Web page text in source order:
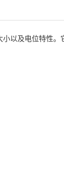
以及电位特性。